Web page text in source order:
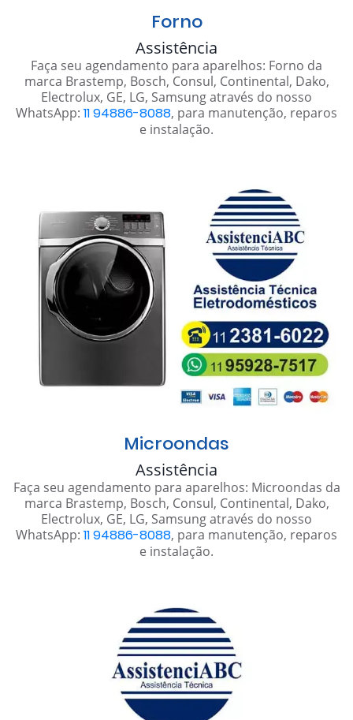
Forno
Assistência
Faça seu agendamento para aparelhos: Forno da
marca Brastemp, Bosch, Consul, Continental, Dako,
Electrolux, GE, LG, Samsung através do nosso
WhatsApp: 11 94886-8088, para manutenção, reparos
e instalação.
Microondas
Assistência
Faça seu agendamento para aparelhos: Microondas da
marca Brastemp, Bosch, Consul, Continental, Dako,
Electrolux, GE, LG, Samsung através do nosso
WhatsApp: 11 94886-8088, para manutenção, reparos
e instalação.